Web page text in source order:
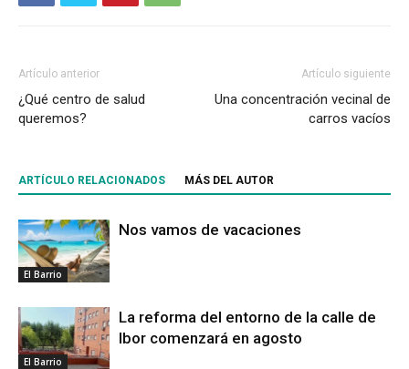
Artículo anterior
¿Qué centro de salud
queremos?
Artículo siguiente
Una concentración vecinal de
carros vacíos
ARTÍCULO RELACIONADOS MÁS DEL AUTOR
El Barrio
Nos vamos de vacaciones
El Barrio
La reforma del entorno de la calle de
Ibor comenzará en agosto